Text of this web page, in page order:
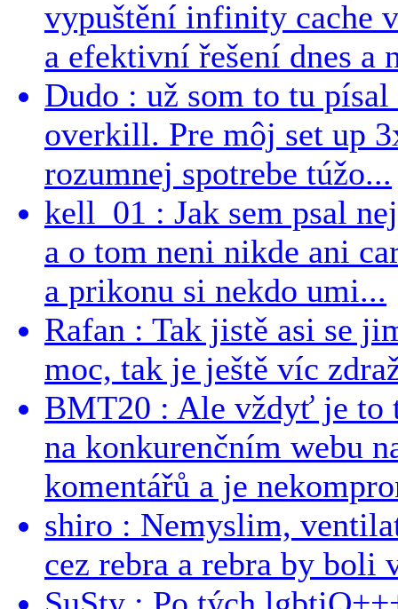
vypuštění infinity cache
a efektivní řešení dnes a
Dudo : už som to tu
overkill. Pre môj set up
rozumnej spotrebe túžo...
kell_01 : Jak sem psal
a o tom neni nikde ani
a prikonu si nekdo umi...
Rafan : Tak jistě asi se
moc, tak je ještě víc
BMT20 : Ale vždyť je to
na konkurenčním webu
komentářů a je
shiro : Nemyslim,
cez rebra a rebra by boli